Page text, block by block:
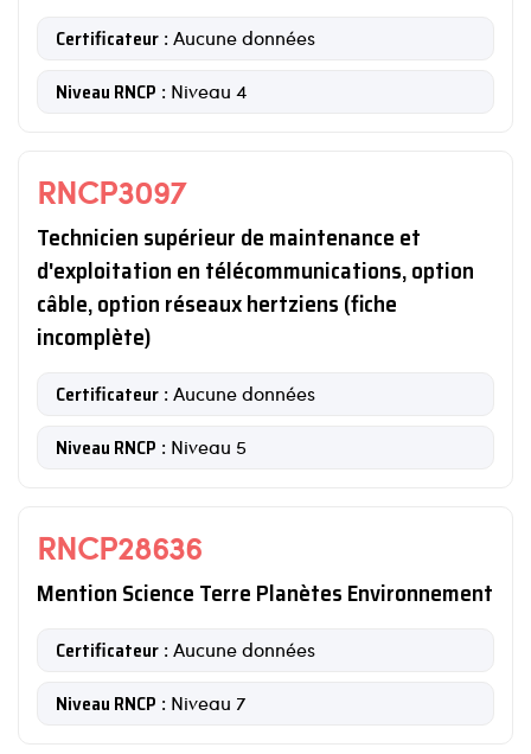
Certificateur : Aucune données
Niveau RNCP : Niveau 4
RNCP3097
Technicien supérieur de maintenance et
d'exploitation en télécommunications, option
câble, option réseaux hertziens (fiche
incomplète)
Certificateur : Aucune données
Niveau RNCP : Niveau 5
RNCP28636
Mention Science Terre Planètes Environnement
Certificateur : Aucune données
Niveau RNCP : Niveau 7